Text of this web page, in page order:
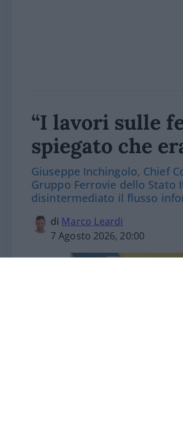
“I lavori sulle
spiegato che
Giuseppe Inchingolo, Chief
Gruppo Ferrovie dello Stato
disintermediato il flusso
di Marco Leardi
7 Agosto 2026, 20:00